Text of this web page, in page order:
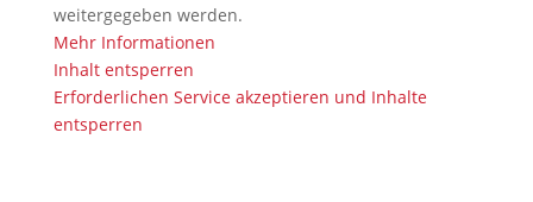
weitergegeben werden.
Mehr Informationen
Inhalt entsperren
Erforderlichen Service akzeptieren und Inhalte
entsperren